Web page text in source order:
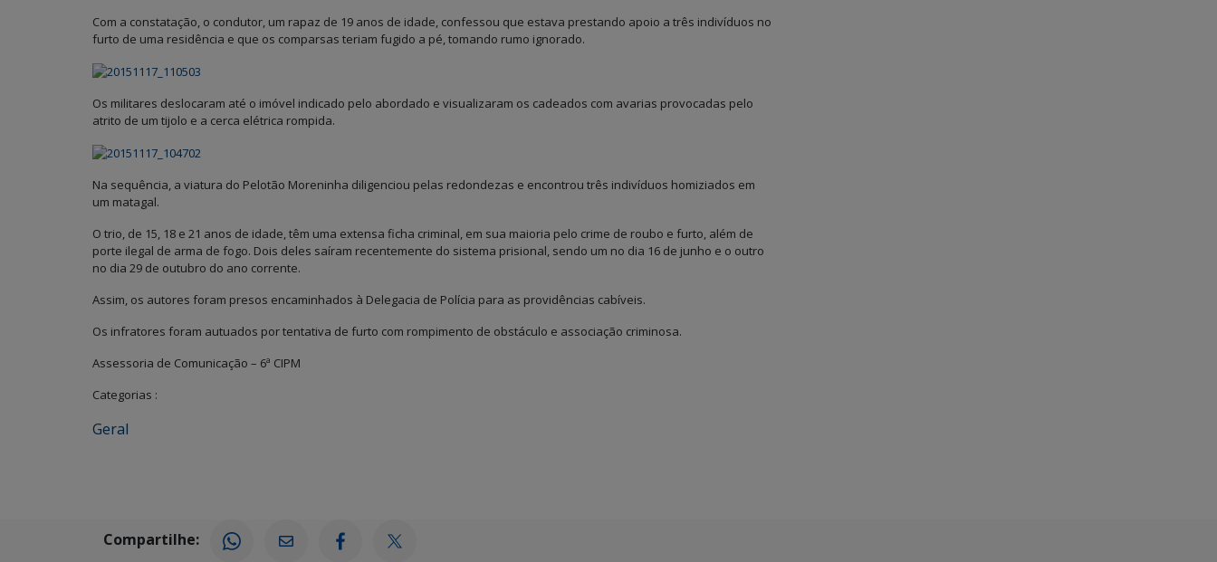
Com a constatação, o condutor, um rapaz de 19 anos de idade, confessou que estava prestando apoio a três indivíduos no
furto de uma residência e que os comparsas teriam fugido a pé, tomando rumo ignorado.
Os militares deslocaram até o imóvel indicado pelo abordado e visualizaram os cadeados com avarias provocadas pelo
atrito de um tijolo e a cerca elétrica rompida.
Na sequência, a viatura do Pelotão Moreninha diligenciou pelas redondezas e encontrou três indivíduos homiziados em
um matagal.
O trio, de 15, 18 e 21 anos de idade, têm uma extensa ficha criminal, em sua maioria pelo crime de roubo e furto, além de
porte ilegal de arma de fogo. Dois deles saíram recentemente do sistema prisional, sendo um no dia 16 de junho e o outro
no dia 29 de outubro do ano corrente.
Assim, os autores foram presos encaminhados à Delegacia de Polícia para as providências cabíveis.
Os infratores foram autuados por tentativa de furto com rompimento de obstáculo e associação criminosa.
Assessoria de Comunicação – 6ª CIPM
Categorias :
Geral
Compartilhe: